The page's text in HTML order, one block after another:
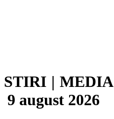
STIRI | MEDIA
9 august 2026